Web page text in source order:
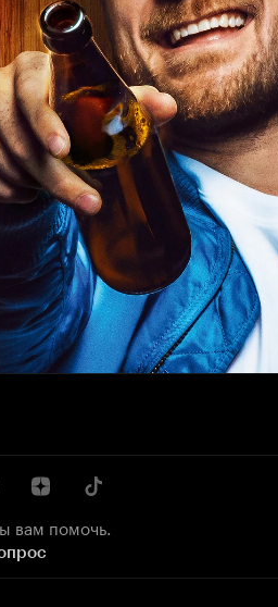
вам помочь.